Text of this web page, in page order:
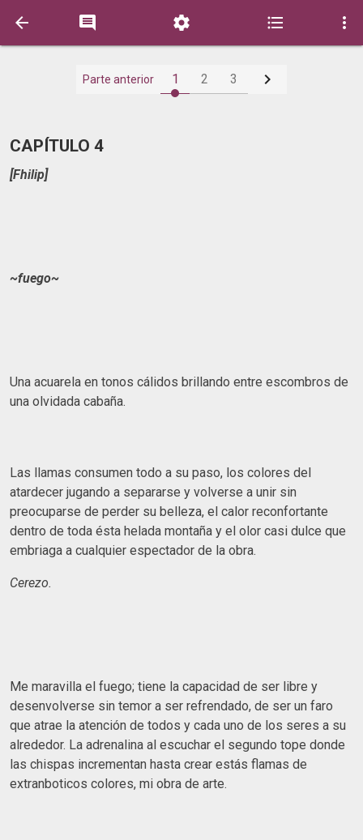
    
Parte anterior 1 2 3 
CAPÍTULO 4
[Fhilip]
~fuego~
Una acuarela en tonos cálidos brillando entre escombros de
una olvidada cabaña.
Las llamas consumen todo a su paso, los colores del
atardecer jugando a separarse y volverse a unir sin
preocuparse de perder su belleza, el calor reconfortante
dentro de toda ésta helada montaña y el olor casi dulce que
embriaga a cualquier espectador de la obra.
Cerezo.
Me maravilla el fuego; tiene la capacidad de ser libre y
desenvolverse sin temor a ser refrendado, de ser un faro
que atrae la atención de todos y cada uno de los seres a su
alrededor. La adrenalina al escuchar el segundo tope donde
las chispas incrementan hasta crear estás flamas de
extranboticos colores, mi obra de arte.